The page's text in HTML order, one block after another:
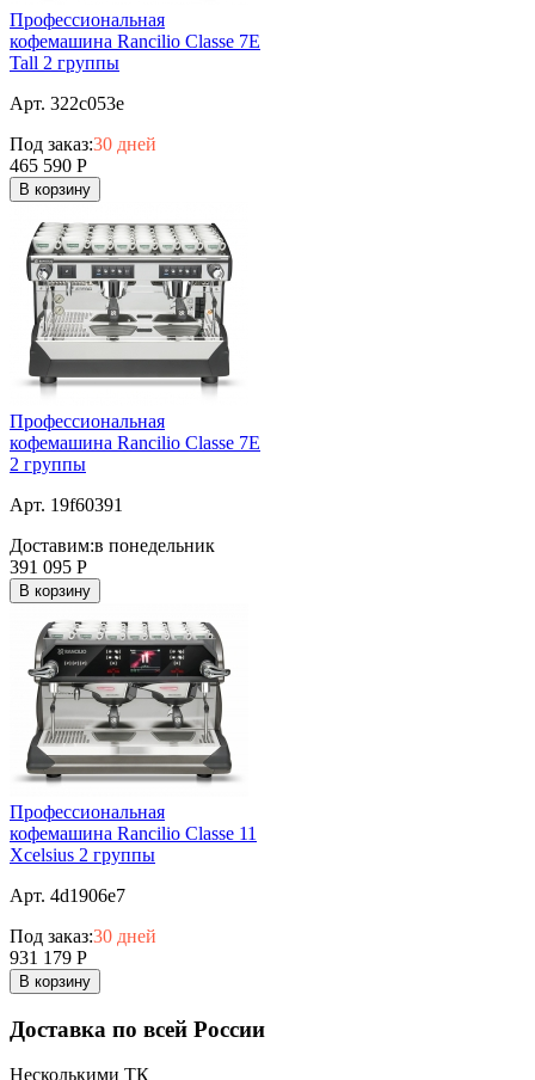
Профессиональная
кофемашина Rancilio Classe 7E
Tall 2 группы
Арт. 322c053e
Под заказ:30 дней
465 590 Р
В корзину
Профессиональная
кофемашина Rancilio Classe 7E
2 группы
Арт. 19f60391
Доставим:в понедельник
391 095 Р
В корзину
Профессиональная
кофемашина Rancilio Classe 11
Xcelsius 2 группы
Арт. 4d1906e7
Под заказ:30 дней
931 179 Р
В корзину
Доставка по всей России
Несколькими ТК